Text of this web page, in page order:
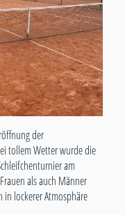
der
tollem Wetter wurde die
am
als auch Männer
lockerer Atmosphäre